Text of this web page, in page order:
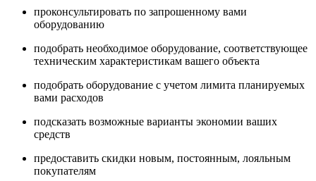
проконсультировать по запрошенному вами
оборудованию
подобрать необходимое оборудование, соответствующее
техническим характеристикам вашего объекта
подобрать оборудование с учетом лимита планируемых
вами расходов
подсказать возможные варианты экономии ваших
средств
предоставить скидки новым, постоянным, лояльным
покупателям